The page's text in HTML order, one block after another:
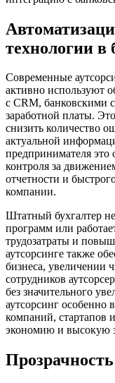
технологии в
Современные
активно используют
с CRM, банковскими
заработной платы.
снизить количество
актуальной
предпринимателя это
контроля за
отчетности и
компании.
Штатный бухгалтер
программ или
трудозатраты и
аутсорсинге также
бизнеса, увеличении
сотрудников
без значительного
аутсорсинг
компаний, стартапов
экономию и высокую